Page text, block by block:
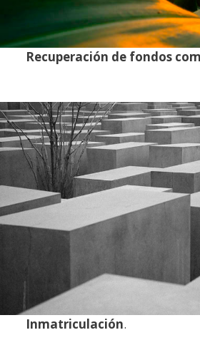
Recuperación de fondos
Inmatriculación.